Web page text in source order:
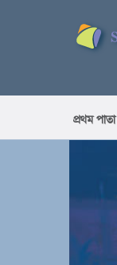
প্রথম পাতা